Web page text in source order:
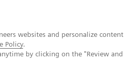
websites and personalize content
Policy.
by clicking on the "Review and